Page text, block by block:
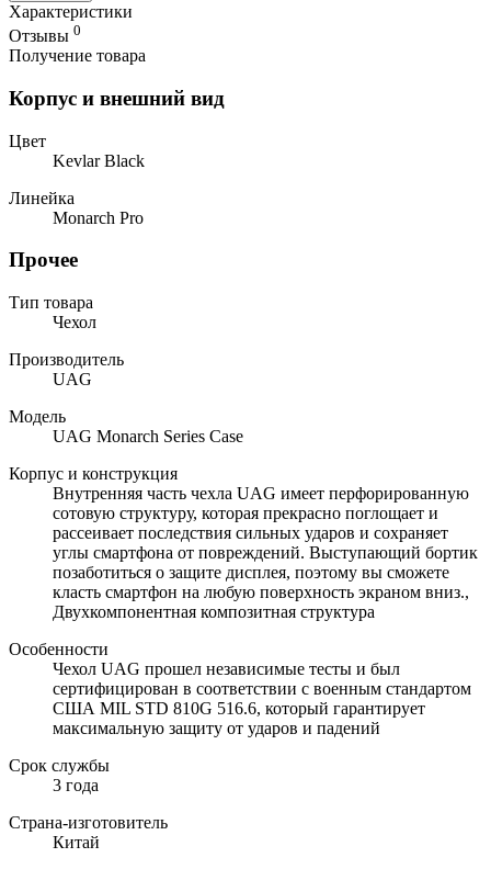
Характеристики
Отзывы 0
Получение товара
Корпус и внешний вид
Цвет
Kevlar Black
Линейка
Monarch Pro
Прочее
Тип товара
Чехол
Производитель
UAG
Модель
UAG Monarch Series Case
Корпус и конструкция
Внутренняя часть чехла UAG имеет перфорированную
сотовую структуру, которая прекрасно поглощает и
рассеивает последствия сильных ударов и сохраняет
углы смартфона от повреждений. Выступающий бортик
позаботиться о защите дисплея, поэтому вы сможете
класть смартфон на любую поверхность экраном вниз.,
Двухкомпонентная композитная структура
Особенности
Чехол UAG прошел независимые тесты и был
сертифицирован в соответствии с военным стандартом
США MIL STD 810G 516.6, который гарантирует
максимальную защиту от ударов и падений
Срок службы
3 года
Страна-изготовитель
Китай